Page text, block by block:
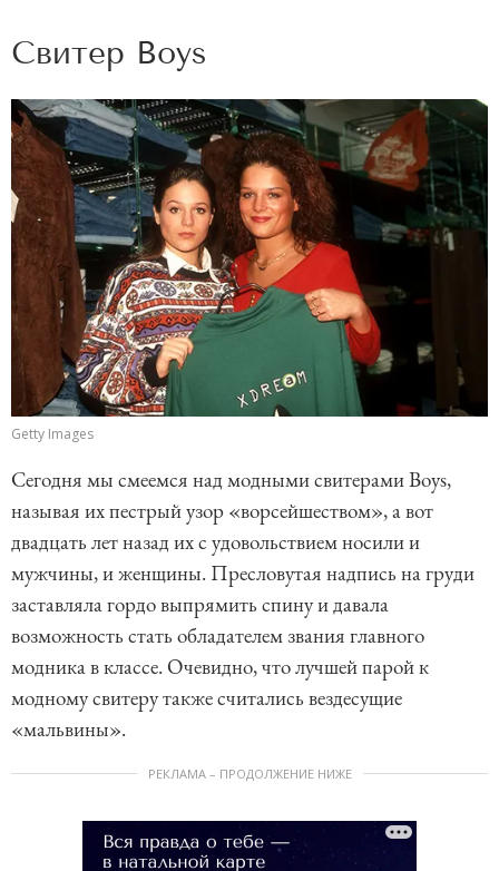
Свитер Boys
Getty Images
Сегодня мы смеемся над модными свитерами Boys,
называя их пестрый узор «ворсейшеством», а вот
двадцать лет назад их с удовольствием носили и
мужчины, и женщины. Пресловутая надпись на груди
заставляла гордо выпрямить спину и давала
возможность стать обладателем звания главного
модника в классе. Очевидно, что лучшей парой к
модному свитеру также считались вездесущие
«мальвины».
РЕКЛАМА – ПРОДОЛЖЕНИЕ НИЖЕ